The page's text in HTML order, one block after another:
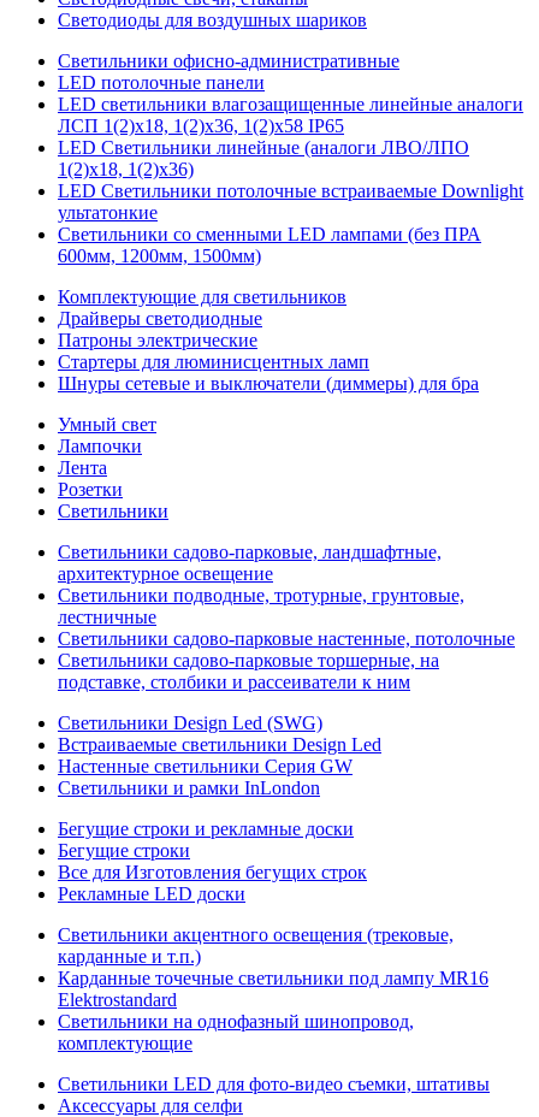
Светодиоды для воздушных шариков
Светильники офисно-административные
LED потолочные панели
LED светильники влагозащищенные линейные аналоги
ЛСП 1(2)х18, 1(2)х36, 1(2)х58 IP65
LED Светильники линейные (аналоги ЛВО/ЛПО
1(2)х18, 1(2)х36)
LED Светильники потолочные встраиваемые Downlight
ультатонкие
Светильники со сменными LED лампами (без ПРА
600мм, 1200мм, 1500мм)
Комплектующие для светильников
Драйверы светодиодные
Патроны электрические
Стартеры для люминисцентных ламп
Шнуры сетевые и выключатели (диммеры) для бра
Умный свет
Лампочки
Лента
Розетки
Светильники
Светильники садово-парковые, ландшафтные,
архитектурное освещение
Светильники подводные, тротурные, грунтовые,
лестничные
Светильники садово-парковые настенные, потолочные
Светильники садово-парковые торшерные, на
подставке, столбики и рассеиватели к ним
Светильники Design Led (SWG)
Встраиваемые светильники Design Led
Настенные светильники Серия GW
Светильники и рамки InLondon
Бегущие строки и рекламные доски
Бегущие строки
Все для Изготовления бегущих строк
Рекламные LED доски
Светильники акцентного освещения (трековые,
карданные и т.п.)
Карданные точечные светильники под лампу MR16
Elektrostandard
Светильники на однофазный шинопровод,
комплектующие
Светильники LED для фото-видео съемки, штативы
Аксессуары для селфи